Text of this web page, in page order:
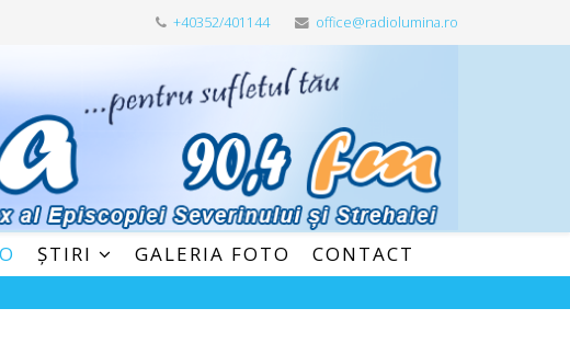
+40352/401144 office@radiolumina.ro
ȘTIRI GALERIA FOTO CONTACT